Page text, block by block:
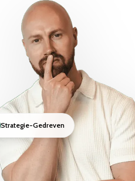
Strategie-Gedreven